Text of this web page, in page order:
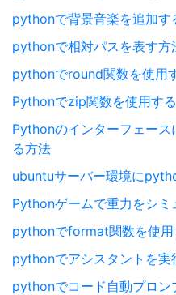
pythonで背景音楽を追加す
pythonで相対パスを表す方
pythonでround関数を使用
Pythonでzip関数を使用す
Pythonのインターフェー
る方法
ubuntuサーバー環境に
Pythonゲームで重力をシミ
pythonでformat関数を使用
pythonでアシスタントを実
pythonでコード自動プロン